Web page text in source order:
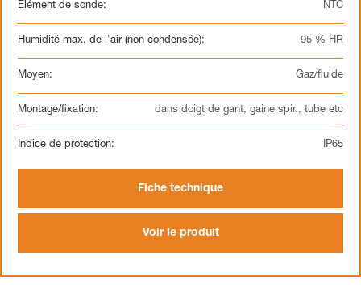
Elément de sonde: NTC
Humidité max. de l'air (non condensée): 95 % HR
Moyen: Gaz/fluide
Montage/fixation: dans doigt de gant, gaine spir., tube etc
Indice de protection: IP65
Fiche technique
Voir le produit